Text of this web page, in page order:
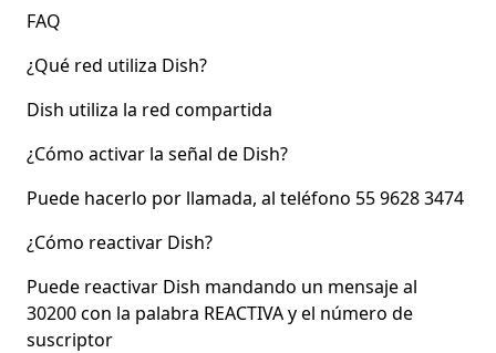
FAQ
¿Qué red utiliza Dish?
Dish utiliza la red compartida
¿Cómo activar la señal de Dish?
Puede hacerlo por llamada, al teléfono 55 9628 3474
¿Cómo reactivar Dish?
Puede reactivar Dish mandando un mensaje al
30200 con la palabra REACTIVA y el número de
suscriptor